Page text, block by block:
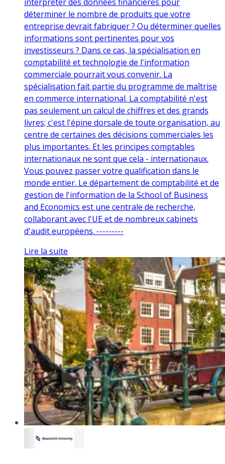
déterminer le nombre de produits que votre
entreprise devrait fabriquer ? Ou déterminer quelles
informations sont pertinentes pour vos
investisseurs ? Dans ce cas, la spécialisation en
comptabilité et technologie de l'information
commerciale pourrait vous convenir. La
spécialisation fait partie du programme de maîtrise
en commerce international. La comptabilité n'est
pas seulement un calcul de chiffres et des grands
livres; c'est l'épine dorsale de toute organisation, au
centre de certaines des décisions commerciales les
plus importantes. Et les principes comptables
internationaux ne sont que cela - internationaux.
Vous pouvez passer votre qualification dans le
monde entier. Le département de comptabilité et de
gestion de l'information de la School of Business
and Economics est une centrale de recherche,
collaborant avec l'UE et de nombreux cabinets
d'audit européens. ---------
Lire la suite